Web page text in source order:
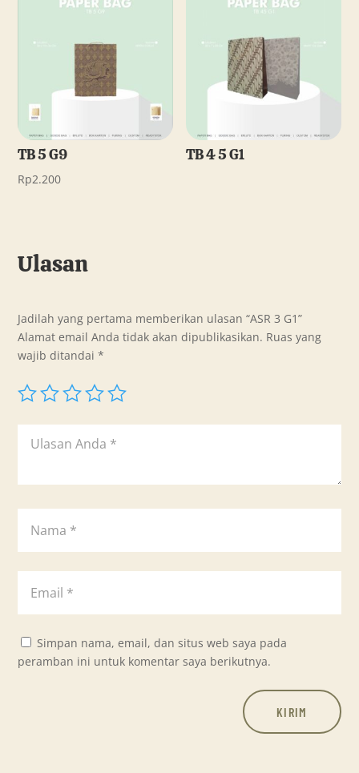
TB 5 G9
Rp2.200
TB 4 5 G1
Ulasan
Jadilah yang pertama memberikan ulasan “ASR 3 G1”
Alamat email Anda tidak akan dipublikasikan. Ruas yang
wajib ditandai*
Simpan nama, email, dan situs web saya pada
peramban ini untuk komentar saya berikutnya.
KIRIM